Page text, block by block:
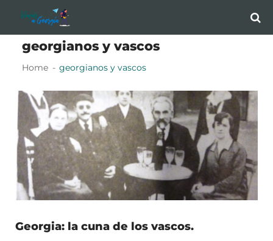
Skip
to
navigation
Skip
to
content
georgianos y vascos
Home georgianos y vascos
Georgia: la cuna de los vascos.